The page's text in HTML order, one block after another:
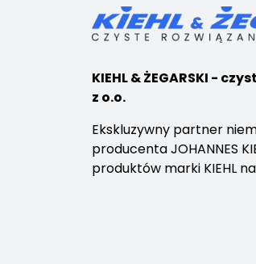
KIEHL & ŻEGARSKI -
z o.o.
Ekskluzywny partner
producenta JOHANNES
produktów marki KIEHL